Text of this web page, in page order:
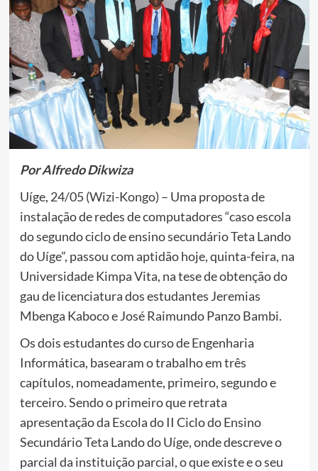
Por Alfredo Dikwiza
Uíge, 24/05 (Wizi-Kongo) – Uma proposta de
instalação de redes de computadores “caso escola
do segundo ciclo de ensino secundário Teta Lando
do Uíge”, passou com aptidão hoje, quinta-feira, na
Universidade Kimpa Vita, na tese de obtenção do
gau de licenciatura dos estudantes Jeremias
Mbenga Kaboco e José Raimundo Panzo Bambi.
Os dois estudantes do curso de Engenharia
Informática, basearam o trabalho em três
capítulos, nomeadamente, primeiro, segundo e
terceiro. Sendo o primeiro que retrata
apresentação da Escola do II Ciclo do Ensino
Secundário Teta Lando do Uíge, onde descreve o
parcial da instituição parcial, o que existe e o seu